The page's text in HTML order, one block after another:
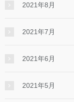
2021年8月
2021年7月
2021年6月
2021年5月